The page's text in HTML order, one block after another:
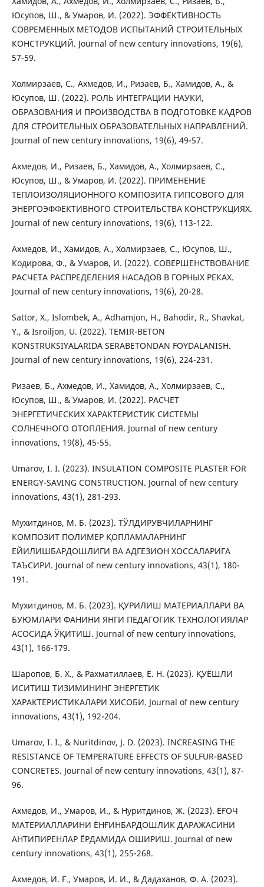
Юсупов, Ш., & Умаров, И. (2022). ЭФФЕКТИВНОСТЬ
СОВРЕМЕННЫХ МЕТОДОВ ИСПЫТАНИЙ СТРОИТЕЛЬНЫХ
КОНСТРУКЦИЙ. Journal of new century innovations, 19(6),
57-59.
Холмирзаев, С., Ахмедов, И., Ризаев, Б., Хамидов, А., &
Юсупов, Ш. (2022). РОЛЬ ИНТЕГРАЦИИ НАУКИ,
ОБРАЗОВАНИЯ И ПРОИЗВОДСТВА В ПОДГОТОВКЕ КАДРОВ
ДЛЯ СТРОИТЕЛЬНЫХ ОБРАЗОВАТЕЛЬНЫХ НАПРАВЛЕНИЙ.
Journal of new century innovations, 19(6), 49-57.
Ахмедов, И., Ризаев, Б., Хамидов, А., Холмирзаев, С.,
Юсупов, Ш., & Умаров, И. (2022). ПРИМЕНЕНИЕ
ТЕПЛОИЗОЛЯЦИОННОГО КОМПОЗИТА ГИПСОВОГО ДЛЯ
ЭНЕРГОЭФФЕКТИВНОГО СТРОИТЕЛЬСТВА КОНСТРУКЦИЯХ.
Journal of new century innovations, 19(6), 113-122.
Ахмедов, И., Хамидов, А., Холмирзаев, С., Юсупов, Ш.,
Кодирова, Ф., & Умаров, И. (2022). СОВЕРШЕНСТВОВАНИЕ
РАСЧЕТА РАСПРЕДЕЛЕНИЯ НАСАДОВ В ГОРНЫХ РЕКАХ.
Journal of new century innovations, 19(6), 20-28.
Sattor, X., Islombek, A., Adhamjon, H., Bahodir, R., Shavkat,
Y., & Isroiljon, U. (2022). TEMIR-BETON
KONSTRUKSIYALARIDA SERABETONDAN FOYDALANISH.
Journal of new century innovations, 19(6), 224-231.
Ризаев, Б., Ахмедов, И., Хамидов, А., Холмирзаев, С.,
Юсупов, Ш., & Умаров, И. (2022). РАСЧЕТ
ЭНЕРГЕТИЧЕСКИХ ХАРАКТЕРИСТИК СИСТЕМЫ
СОЛНЕЧНОГО ОТОПЛЕНИЯ. Journal of new century
innovations, 19(8), 45-55.
Umarov, I. I. (2023). INSULATION COMPOSITE PLASTER FOR
ENERGY-SAVING CONSTRUCTION. Journal of new century
innovations, 43(1), 281-293.
Мухитдинов, М. Б. (2023). ТЎЛДИРУВЧИЛАРНИНГ
КОМПОЗИТ ПОЛИМЕР ҚОПЛАМАЛАРНИНГ
ЕЙИЛИШБАРДОШЛИГИ ВА АДГЕЗИОН ХОССАЛАРИГА
ТАЪСИРИ. Journal of new century innovations, 43(1), 180-
191.
Мухитдинов, М. Б. (2023). ҚУРИЛИШ МАТЕРИАЛЛАРИ ВА
БУЮМЛАРИ ФАНИНИ ЯНГИ ПЕДАГОГИК ТЕХНОЛОГИЯЛАР
АСОСИДА ЎҚИТИШ. Journal of new century innovations,
43(1), 166-179.
Шаропов, Б. Х., & Рахматиллаев, Ё. Н. (2023). ҚУЁШЛИ
ИСИТИШ ТИЗИМИНИНГ ЭНЕРГЕТИК
ХАРАКТЕРИСТИКАЛАРИ ХИСОБИ. Journal of new century
innovations, 43(1), 192-204.
Umarov, I. I., & Nuritdinov, J. D. (2023). INCREASING THE
RESISTANCE OF TEMPERATURE EFFECTS OF SULFUR-BASED
CONCRETES. Journal of new century innovations, 43(1), 87-
96.
Ахмедов, И., Умаров, И., & Нуритдинов, Ж. (2023). ЁҒОЧ
МАТЕРИАЛЛАРИНИ ЁНҒИНБАРДОШЛИК ДАРАЖАСИНИ
АНТИПИРЕНЛАР ЁРДАМИДА ОШИРИШ. Journal of new
century innovations, 43(1), 255-268.
Ахмедов, И. Ғ., Умаров, И. И., & Дадаханов, Ф. А. (2023).